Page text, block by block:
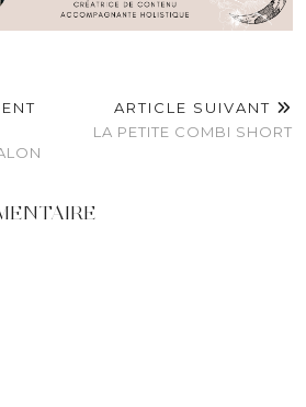
ARTICLE SUIVANT
LA PETITE COMBI SHORT